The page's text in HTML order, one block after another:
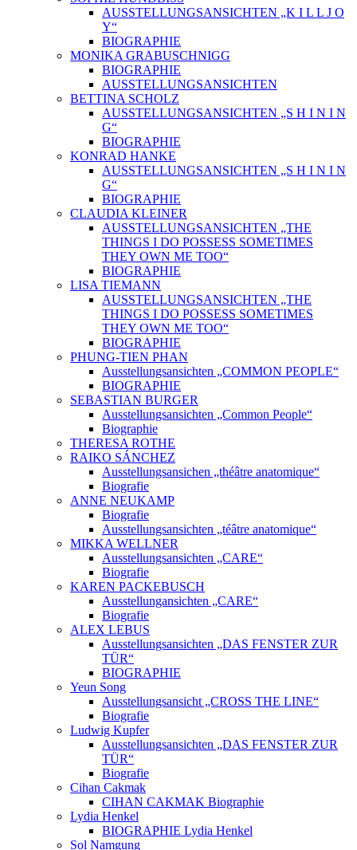
AUSSTELLUNGSANSICHTEN „K I L L J O
Y“
BIOGRAPHIE
MONIKA GRABUSCHNIGG
BIOGRAPHIE
AUSSTELLUNGSANSICHTEN
BETTINA SCHOLZ
AUSSTELLUNGSANSICHTEN „S H I N I N
G“
BIOGRAPHIE
KONRAD HANKE
AUSSTELLUNGSANSICHTEN „S H I N I N
G“
BIOGRAPHIE
CLAUDIA KLEINER
AUSSTELLUNGSANSICHTEN „THE
THINGS I DO POSSESS SOMETIMES
THEY OWN ME TOO“
BIOGRAPHIE
LISA TIEMANN
AUSSTELLUNGSANSICHTEN „THE
THINGS I DO POSSESS SOMETIMES
THEY OWN ME TOO“
BIOGRAPHIE
PHUNG-TIEN PHAN
Ausstellungsansichten „COMMON PEOPLE“
BIOGRAPHIE
SEBASTIAN BURGER
Ausstellungsansichten „Common People“
Biographie
THERESA ROTHE
RAIKO SÁNCHEZ
Ausstellungsansichen „théâtre anatomique“
Biografie
ANNE NEUKAMP
Biografie
Ausstellungsansichten „téâtre anatomique“
MIKKA WELLNER
Ausstellungsansichten „CARE“
Biografie
KAREN PACKEBUSCH
Ausstellungansichten „CARE“
Biografie
ALEX LEBUS
Ausstellungsansichten „DAS FENSTER ZUR
TÜR“
BIOGRAPHIE
Yeun Song
Ausstellungsansicht „CROSS THE LINE“
Biografie
Ludwig Kupfer
Ausstellungsansichten „DAS FENSTER ZUR
TÜR“
Biografie
Cihan Cakmak
CIHAN CAKMAK Biographie
Lydia Henkel
BIOGRAPHIE Lydia Henkel
Sol Namgung